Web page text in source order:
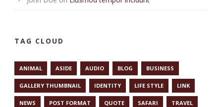
TAG CLOUD
ANIMAL ASIDE AUDIO BLOG BUSINESS
GALLERY THUMBNAIL IDENTITY LIFE STYLE LINK
NEWS POST FORMAT QUOTE SAFARI TRAVEL